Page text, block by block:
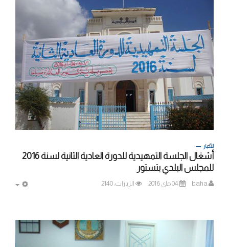
الأخبار
أشغال الجلسة التمهيدية للدورة العادية الثانية لسنة 2016
للمجلس البلدي بتستور
baha 04 ماي 2016 الزيارات: 2140